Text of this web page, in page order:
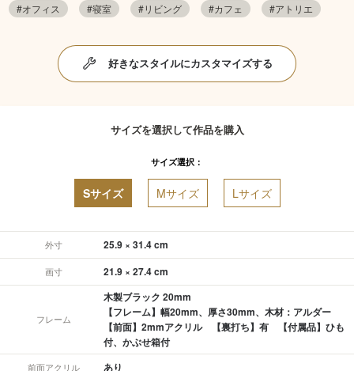
#オフィス
#寝室 #リビング #カフェ #アトリエ
好きなスタイルにカスタマイズする
サイズを選択して作品を購入
サイズ選択：
Sサイズ Mサイズ Lサイズ
外寸 25.9 × 31.4 cm
画寸 21.9 × 27.4 cm
フレーム
木製ブラック 20mm
【フレーム】幅20mm、厚さ30mm、木材：アルダー
【前面】2mmアクリル 【裏打ち】有 【付属品】ひも
付、かぶせ箱付
前面アクリル あり